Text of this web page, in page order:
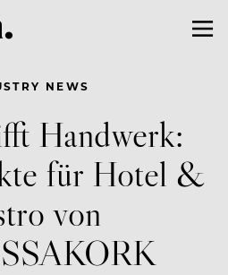
NEWS
Handwerk:
für Hotel &
von